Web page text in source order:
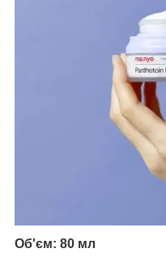
Об'єм: 80 мл